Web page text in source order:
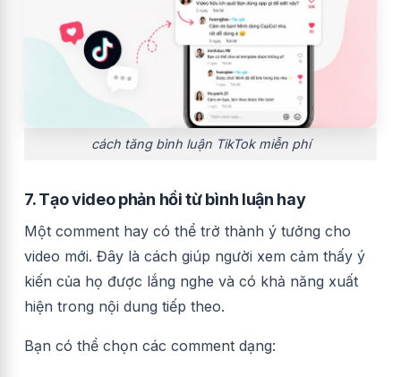
cách tăng bình luận TikTok miễn phí
7. Tạo video phản hồi từ bình luận hay
Một comment hay có thể trở thành ý tưởng cho
video mới. Đây là cách giúp người xem cảm thấy ý
kiến của họ được lắng nghe và có khả năng xuất
hiện trong nội dung tiếp theo.
Bạn có thể chọn các comment dạng: